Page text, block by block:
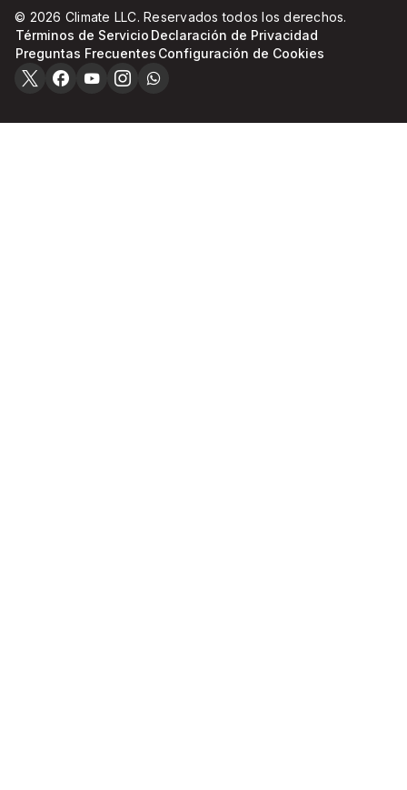
© 2026 Climate LLC. Reservados todos los derechos.
Términos de Servicio Declaración de Privacidad
Preguntas Frecuentes Configuración de Cookies